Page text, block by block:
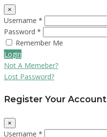
×
Username *
Password *
Remember Me
Login
Not A Memeber?
Lost Password?
Register Your Account
×
Username *